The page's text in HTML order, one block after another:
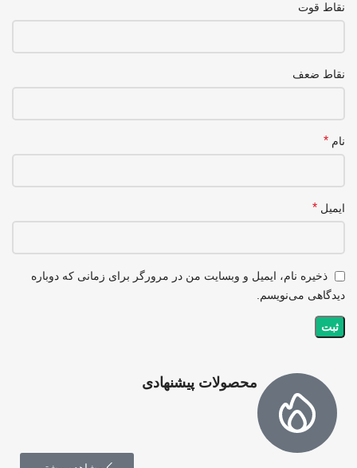
نقاط قوت
نقاط ضعف
نام *
ایمیل *
ذخیره نام، ایمیل و وبسایت من در مرورگر برای زمانی که دوباره
دیدگاهی می‌نویسم.
محصولات پیشنهادی